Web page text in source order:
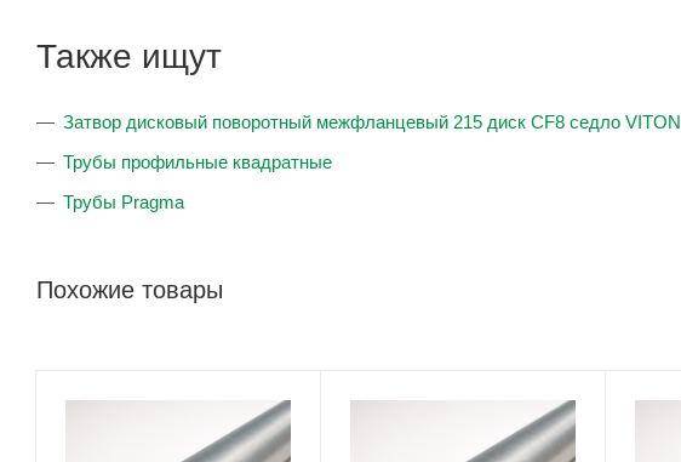
Также ищут
Затвор дисковый поворотный межфланцевый 215 диск CF8 седло VITON
Трубы профильные квадратные
Трубы Pragma
Похожие товары